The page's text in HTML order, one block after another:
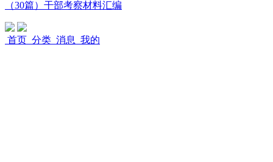
（30篇）干部考察材料汇编
首页 分类 消息 我的